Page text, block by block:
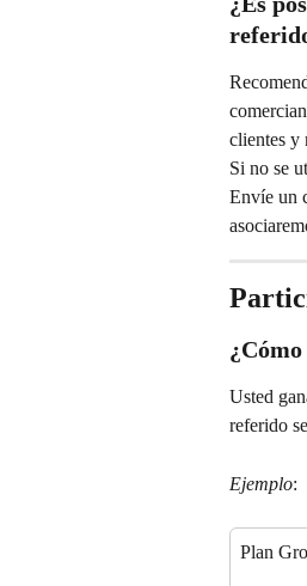
clientes y
Si no se
Envíe un
Usted
referido
Ejemplo:
Plan